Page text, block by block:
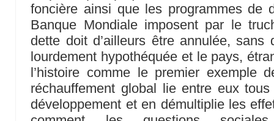
foncière ainsi que les programmes de
Banque Mondiale imposent par le
dette doit d’ailleurs être annulée, sans
lourdement hypothéquée et le pays,
l’histoire comme le premier exemple
réchauffement global lie entre eux
développement et en démultiplie les